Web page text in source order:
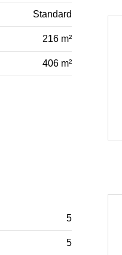
Standard
216 m²
406 m²
5
5